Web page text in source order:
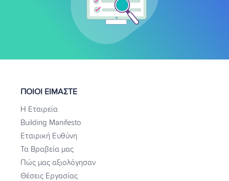
ΠΟΙΟΙ ΕΙΜΑΣΤΕ
Η Εταιρεία
Building Manifesto
Εταιρική Ευθύνη
Τα Βραβεία μας
Πώς μας αξιολόγησαν
Θέσεις Εργασίας